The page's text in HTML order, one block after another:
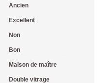
Ancien
Excellent
Non
Bon
Maison de maître
Double vitrage